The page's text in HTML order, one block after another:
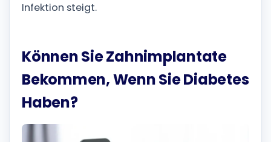
Infektion steigt.
Können Sie Zahnimplantate
Bekommen, Wenn Sie Diabetes
Haben?